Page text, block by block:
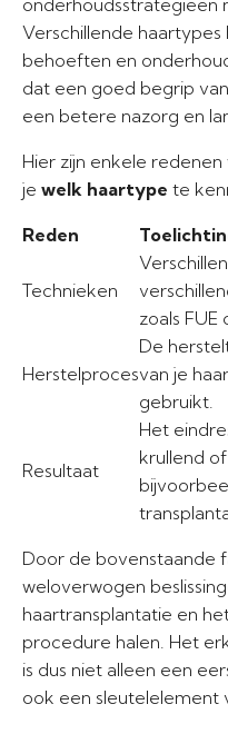
onderhoudsstrategieën
Verschillende
behoeften en
dat een goed begrip
een betere nazorg en
Hier zijn enkele
je welk haartype te
Reden
Technieken
zoals FUE
Herstelproces
De
van je
gebruikt.
Resultaat
Het
krullend
Door de bovenstaande
weloverwogen
haartransplantatie en
procedure halen. Het
is dus niet alleen een
ook een sleutelelement